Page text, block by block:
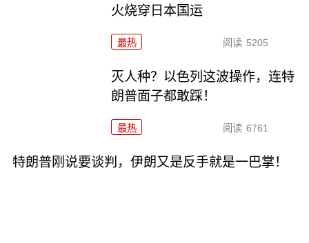
火烧穿日本国运
最热 阅读 5205
灭人种？以色列这波操作，连特
朗普面子都敢踩！
最热 阅读 6761
特朗普刚说要谈判，伊朗又是反手就是一巴掌！